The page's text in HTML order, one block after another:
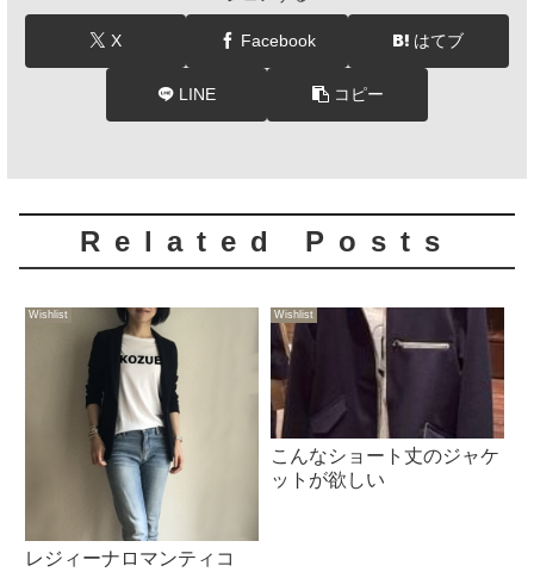
X Facebook はてブ
LINE コピー
Related Posts
Wishlist
レジィーナロマンティコ
Wishlist
こんなショート丈のジャケ
ットが欲しい